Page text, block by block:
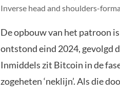
Inverse head and shoulders-
De opbouw van het patroon
ontstond eind 2024, gevolgd
Inmiddels zit Bitcoin in de
zogeheten ‘neklijn’. Als die